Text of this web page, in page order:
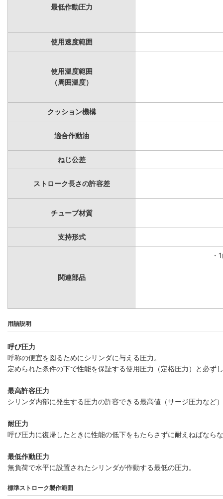
最低作動圧力
使用速度範囲
使用温度範囲
（周囲温度）
クッション機構
適合作動油
ねじ公差
ストローク長さの許容差
チューブ材質
支持形式
関連部品
・
用語説明
呼び圧力
呼称の便宜を図るためにシリンダに与える圧力。
定められた条件の下で性能を保証する使用圧力（定格圧力）と必ず
最高許容圧力
シリンダ内部に発生する圧力の許容できる最高値（サージ圧力など
耐圧力
呼び圧力に復帰したときに性能の低下をもたらさずに耐えねばなら
最低作動圧力
無負荷で水平に設置されたシリンダが作動する最低の圧力。
標準ストローク製作範囲